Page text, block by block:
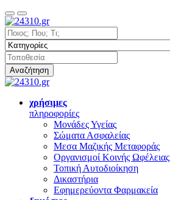
Αναζήτηση
χρήσιμες
πληροφορίες
Μονάδες Υγείας
Σώματα Ασφαλείας
Μεσα Μαζικής Μεταφοράς
Οργανισμοί Κοινής Ωφέλειας
Τοπική Αυτοδιοίκηση
Δικαστήρια
Εφημερεύοντα Φαρμακεία